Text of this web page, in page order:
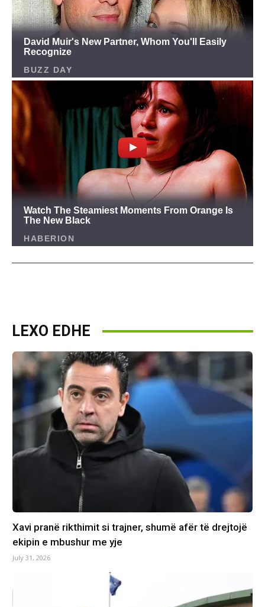
LEXO EDHE
Xavi pranë rikthimit si trajner, shumë afër të drejtojë
ekipin e mbushur me yje
July 31, 2026